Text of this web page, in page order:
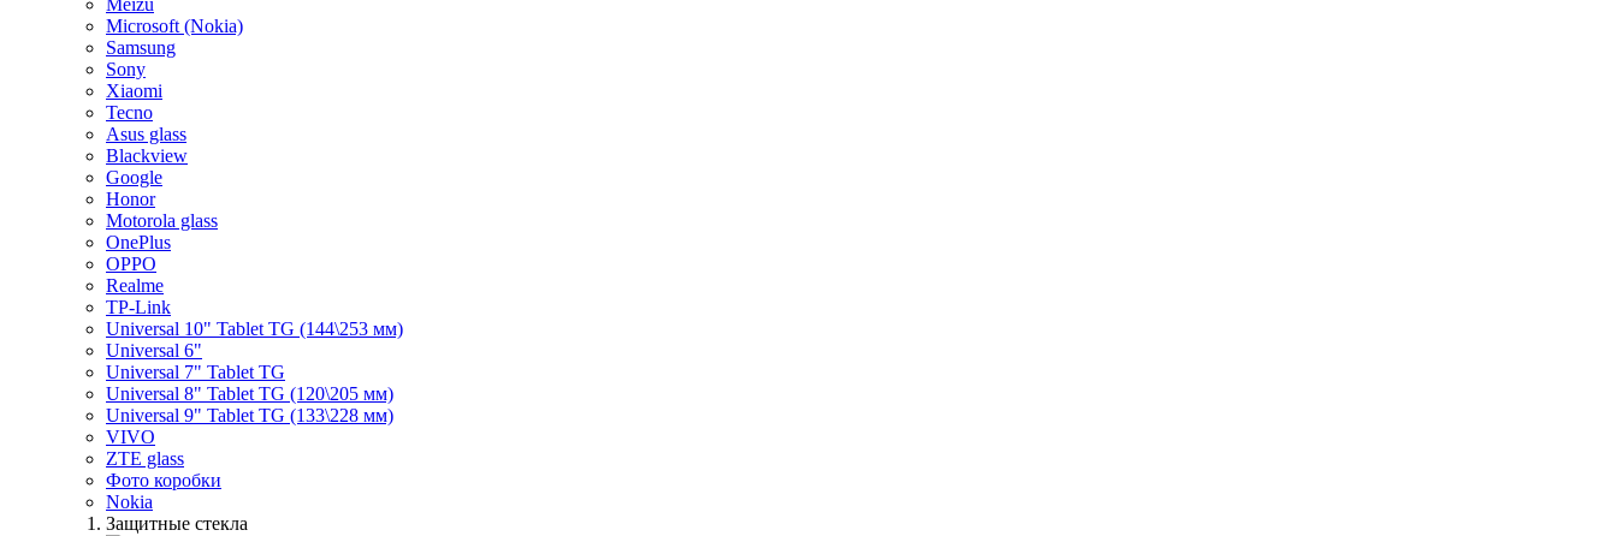
Meizu
Microsoft (Nokia)
Samsung
Sony
Xiaomi
Tecno
Asus glass
Blackview
Google
Honor
Motorola glass
OnePlus
OPPO
Realme
TP-Link
Universal 10" Tablet TG (144\253 мм)
Universal 6"
Universal 7" Tablet TG
Universal 8" Tablet TG (120\205 мм)
Universal 9" Tablet TG (133\228 мм)
VIVO
ZTE glass
Фото коробки
Nokia
Защитные стекла